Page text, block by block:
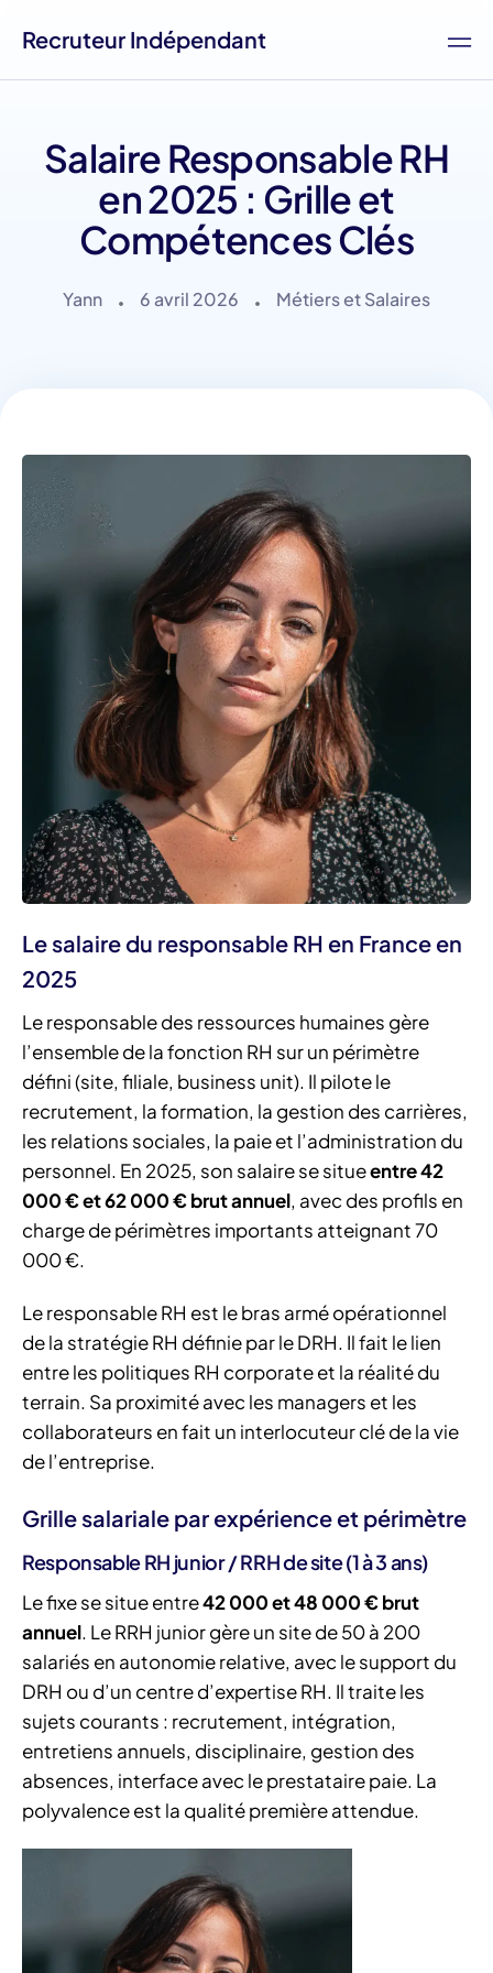
Recruteur Indépendant
Salaire Responsable RH
en 2025 : Grille et
Compétences Clés
Yann 6 avril 2026 Métiers et Salaires
Le salaire du responsable RH en France en
2025
Le responsable des ressources humaines gère
l’ensemble de la fonction RH sur un périmètre
défini (site, filiale, business unit). Il pilote le
recrutement, la formation, la gestion des carrières,
les relations sociales, la paie et l’administration du
personnel. En 2025, son salaire se situeentre 42
000 € et 62 000 € brut annuel, avec des profils en
charge de périmètres importants atteignant 70
000 €.
Le responsable RH est le bras armé opérationnel
de la stratégie RH définie par le DRH. Il fait le lien
entre les politiques RH corporate et la réalité du
terrain. Sa proximité avec les managers et les
collaborateurs en fait un interlocuteur clé de la vie
de l’entreprise.
Grille salariale par expérience et périmètre
Responsable RH junior / RRH de site (1 à 3 ans)
Le fixe se situe entre42 000 et 48 000 € brut
annuel. Le RRH junior gère un site de 50 à 200
salariés en autonomie relative, avec le support du
DRH ou d’un centre d’expertise RH. Il traite les
sujets courants : recrutement, intégration,
entretiens annuels, disciplinaire, gestion des
absences, interface avec le prestataire paie. La
polyvalence est la qualité première attendue.